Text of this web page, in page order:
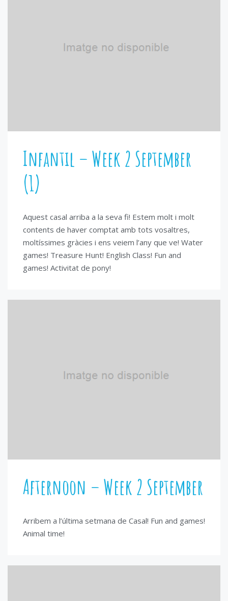
Infantil – Week 2 September
(1)
Aquest casal arriba a la seva fi! Estem molt i molt
contents de haver comptat amb tots vosaltres,
moltíssimes gràcies i ens veiem l’any que ve! Water
games! Treasure Hunt! English Class! Fun and
games! Activitat de pony!
Afternoon – Week 2 September
Arribem a l’última setmana de Casal! Fun and games!
Animal time!